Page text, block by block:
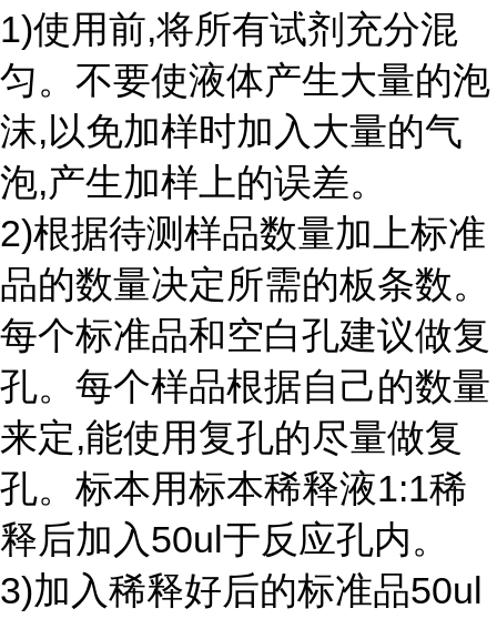
1)使用前,将所有试剂充分混
匀。不要使液体产生大量的泡
沫,以免加样时加入大量的气
泡,产生加样上的误差。
2)根据待测样品数量加上标准
品的数量决定所需的板条数。
每个标准品和空白孔建议做复
孔。每个样品根据自己的数量
来定,能使用复孔的尽量做复
孔。标本用标本稀释液1:1稀
释后加入50ul于反应孔内。
3)加入稀释好后的标准品50ul